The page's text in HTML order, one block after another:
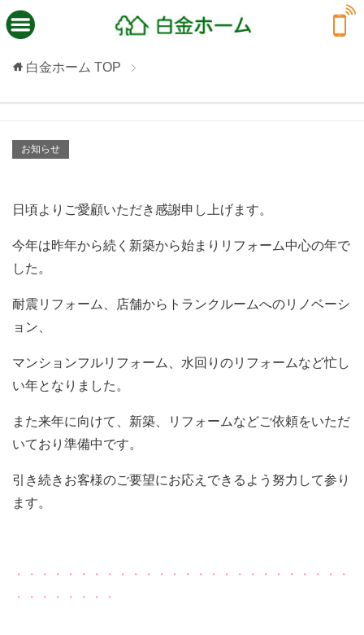
白金ホーム TOP
お知らせ
日頃よりご愛顧いただき感謝申し上げます。
今年は昨年から続く新築から始まりリフォーム中心の年で
した。
耐震リフォーム、店舗からトランクルームへのリノベーシ
ョン、
マンションフルリフォーム、水回りのリフォームなど忙し
い年となりました。
また来年に向けて、新築、リフォームなどご依頼をいただ
いており準備中です。
引き続きお客様のご要望にお応えできるよう努力して参り
ます。
・・・・・・・・・・・・・・・・・・・・・・・・・・
・・・・・・・・